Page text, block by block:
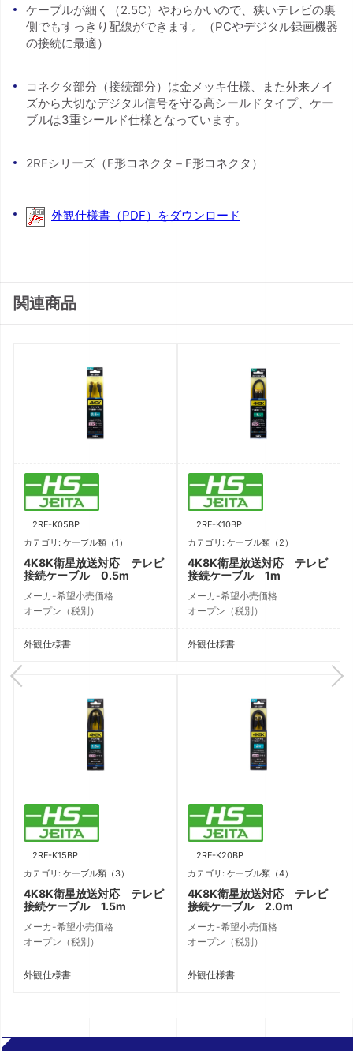
ケーブルが細く（2.5C）やわらかいので、狭いテレビの裏
側でもすっきり配線ができます。（PCやデジタル録画機器
の接続に最適）
コネクタ部分（接続部分）は金メッキ仕様、また外来ノイ
ズから大切なデジタル信号を守る高シールドタイプ、ケー
ブルは3重シールド仕様となっています。
2RFシリーズ（F形コネクタ－F形コネクタ）
外観仕様書（PDF）をダウンロード
関連商品
2RF-K05BP
カテゴリ: ケーブル類（1）
4K8K衛星放送対応 テレビ
接続ケーブル 0.5m
メーカ-希望小売価格
オープン（税別）
外観仕様書
2RF-K10BP
カテゴリ: ケーブル類（2）
4K8K衛星放送対応 テレビ
接続ケーブル 1m
メーカ-希望小売価格
オープン（税別）
外観仕様書
2RF-K15BP
カテゴリ: ケーブル類（3）
4K8K衛星放送対応 テレビ
接続ケーブル 1.5m
メーカ-希望小売価格
オープン（税別）
外観仕様書
2RF-K20BP
カテゴリ: ケーブル類（4）
4K8K衛星放送対応 テレビ
接続ケーブル 2.0m
メーカ-希望小売価格
オープン（税別）
外観仕様書